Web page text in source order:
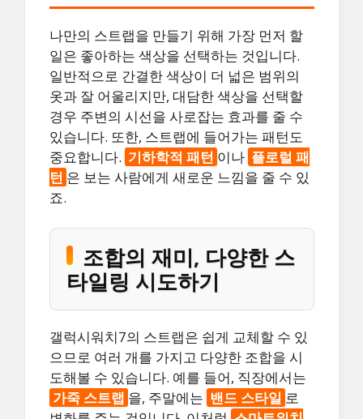
나만의 스트랩을 만들기 위해 가장 먼저 할
일은 좋아하는 색상을 선택하는 것입니다.
일반적으로 간결한 색상이 더 넓은 범위의
옷과 잘 어울리지만, 대담한 색상을 선택할
경우 주변의 시선을 사로잡는 효과를 줄 수
있습니다. 또한, 스트랩에 들어가는 패턴도
중요합니다. 기하학적 패턴 이나 플로럴 패
턴 은 보는 사람에게 새로운 느낌을 줄 수 있
죠.
조합의 재미, 다양한 스
타일링 시도하기
갤럭시워치7의 스트랩은 쉽게 교체할 수 있
으므로 여러 개를 가지고 다양한 조합을 시
도해볼 수 있습니다. 예를 들어, 직장에서는
가죽 스트랩 을, 주말에는 밴드 스타일 로